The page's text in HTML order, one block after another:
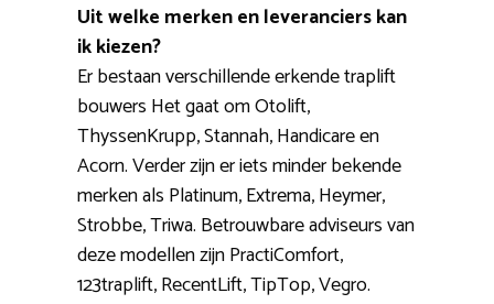
Uit welke merken en leveranciers kan
ik kiezen?
Er bestaan verschillende erkende traplift
bouwers Het gaat om Otolift,
ThyssenKrupp, Stannah, Handicare en
Acorn. Verder zijn er iets minder bekende
merken als Platinum, Extrema, Heymer,
Strobbe, Triwa. Betrouwbare adviseurs van
deze modellen zijn PractiComfort,
123traplift, RecentLift, TipTop, Vegro.